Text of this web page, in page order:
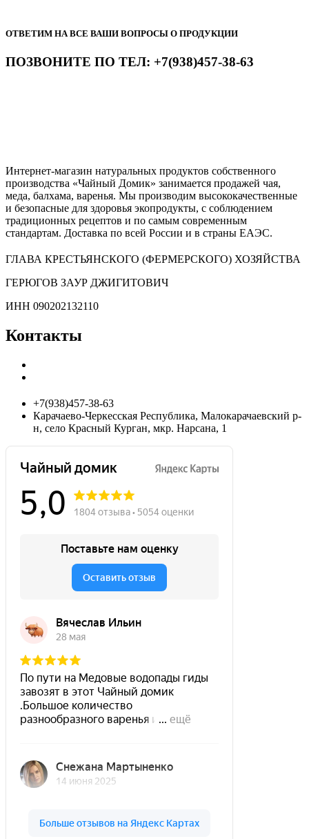
ОТВЕТИМ НА ВСЕ ВАШИ ВОПРОСЫ О ПРОДУКЦИИ
ПОЗВОНИТЕ ПО ТЕЛ: +7(938)457-38-63
Интернет-магазин натуральных продуктов собственного
производства «Чайный Домик» занимается продажей чая,
меда, балхама, варенья. Мы производим высококачественные
и безопасные для здоровья экопродукты, с соблюдением
традиционных рецептов и по самым современным
стандартам. Доставка по всей России и в страны ЕАЭС.
ГЛАВА КРЕСТЬЯНСКОГО (ФЕРМЕРСКОГО) ХОЗЯЙСТВА
ГЕРЮГОВ ЗАУР ДЖИГИТОВИЧ
ИНН 090202132110
Контакты
+7(938)457-38-63
Карачаево-Черкесская Республика, Малокарачаевский р-
н, село Красный Курган, мкр. Нарсана, 1